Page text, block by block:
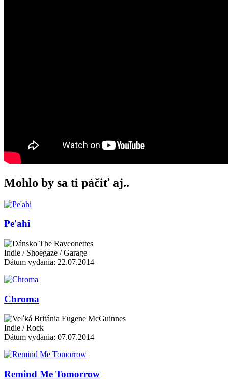
Mohlo by sa ti páčiť aj..
Pe'ahi
The Raveonettes
Indie / Shoegaze / Garage
Dátum vydania: 22.07.2014
Chroma
Eugene McGuinnes
Indie / Rock
Dátum vydania: 07.07.2014
Remind Me Tomorrow